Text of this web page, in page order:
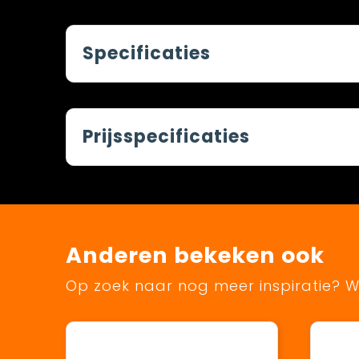
Specificaties
Prijsspecificaties
Anderen bekeken ook
Op zoek naar nog meer inspiratie?